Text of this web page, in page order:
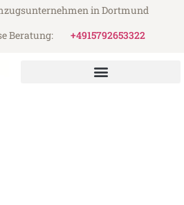
in Dortmund
Beratung:
+4915792653322